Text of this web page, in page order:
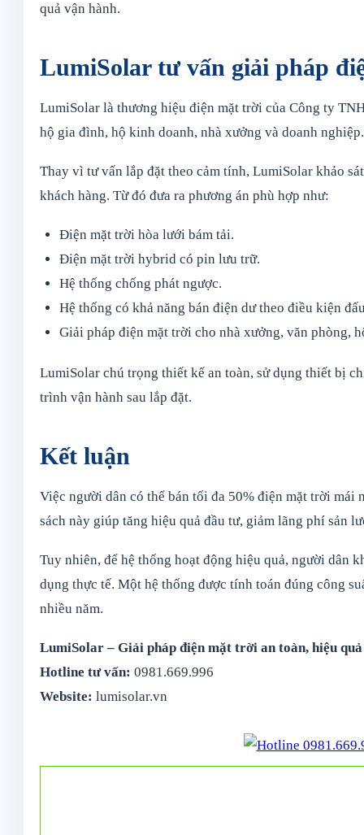
quả vận hành.
LumiSolar tư vấn giải pháp
LumiSolar là thương hiệu điện mặt trời của Công ty
hộ gia đình, hộ kinh doanh, nhà xưởng và doanh nghiệp.
Thay vì tư vấn lắp đặt theo cảm tính, LumiSolar khảo
khách hàng. Từ đó đưa ra phương án phù hợp như:
Điện mặt trời hòa lưới bám tải.
Điện mặt trời hybrid có pin lưu trữ.
Hệ thống chống phát ngược.
Hệ thống có khả năng bán điện dư theo điều kiện
Giải pháp điện mặt trời cho nhà xưởng, văn phòng,
LumiSolar chú trọng thiết kế an toàn, sử dụng thiết bị
trình vận hành sau lắp đặt.
Kết luận
Việc người dân có thể bán tối đa 50% điện mặt trời
sách này giúp tăng hiệu quả đầu tư, giảm lãng phí sản
Tuy nhiên, để hệ thống hoạt động hiệu quả, người dân
dụng thực tế. Một hệ thống được tính toán đúng công
nhiều năm.
LumiSolar – Giải pháp điện mặt trời an toàn, hiệu
Hotline tư vấn: 0981.669.996
Website: lumisolar.vn